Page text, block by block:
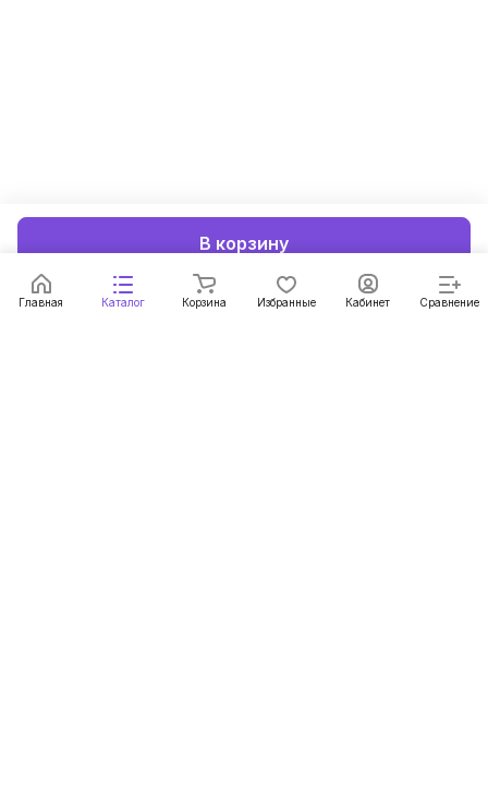
В корзину
Главная Каталог Корзина Избранные Кабинет Сравнение